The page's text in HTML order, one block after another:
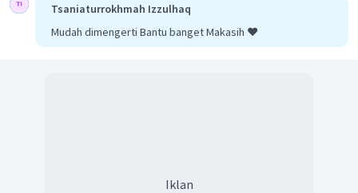
Tsaniaturrokhmah Izzulhaq
Mudah dimengerti Bantu banget Makasih ❤️
Iklan